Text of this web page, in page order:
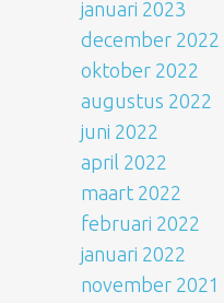
januari 2023
december 2022
oktober 2022
augustus 2022
juni 2022
april 2022
maart 2022
februari 2022
januari 2022
november 2021